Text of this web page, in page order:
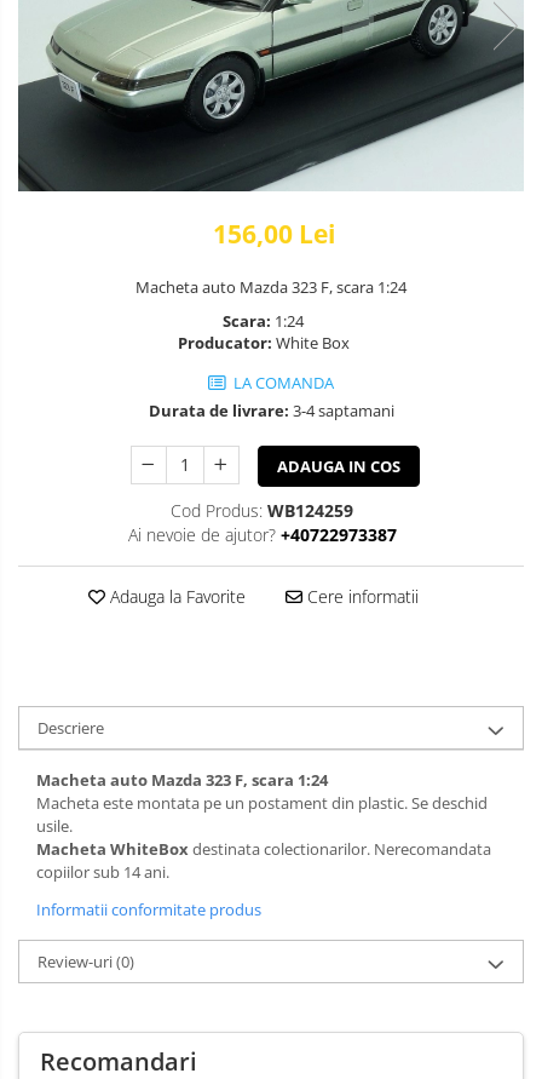
156,00 Lei
Macheta auto Mazda 323 F, scara 1:24
Scara: 1:24
Producator: White Box
LA COMANDA
Durata de livrare: 3-4 saptamani
ADAUGA IN COS
Cod Produs: WB124259
Ai nevoie de ajutor? +40722973387
Adauga la Favorite Cere informatii
Descriere
Macheta auto Mazda 323 F, scara 1:24
Macheta este montata pe un postament din plastic. Se deschid
usile.
Macheta WhiteBox destinata colectionarilor. Nerecomandata
copiilor sub 14 ani.
Informatii conformitate produs
Review-uri(0)
Recomandari